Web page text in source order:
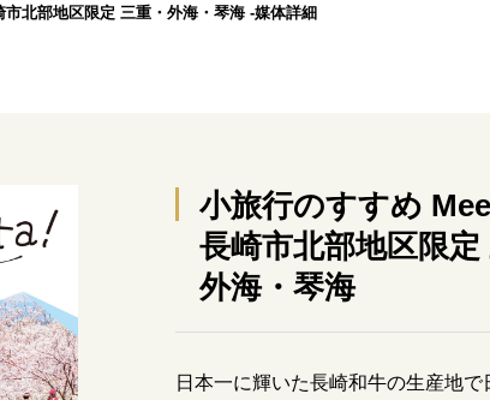
北部地区限定 三重・外海・琴海 -媒体詳細
小旅行のすすめ
長崎市北部地区限定
外海・琴海
日本一に輝いた長崎和牛の生産地